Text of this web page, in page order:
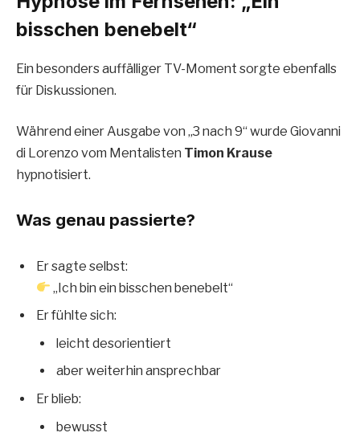
bisschen benebelt“
Ein besonders auffälliger TV-Moment sorgte ebenfalls
für Diskussionen.
Während einer Ausgabe von „3 nach 9“ wurde Giovanni
di Lorenzo vom Mentalisten Timon Krause
hypnotisiert.
Was genau passierte?
Er sagte selbst:
„Ich bin ein bisschen benebelt“
Er fühlte sich:
leicht desorientiert
aber weiterhin ansprechbar
Er blieb:
bewusst